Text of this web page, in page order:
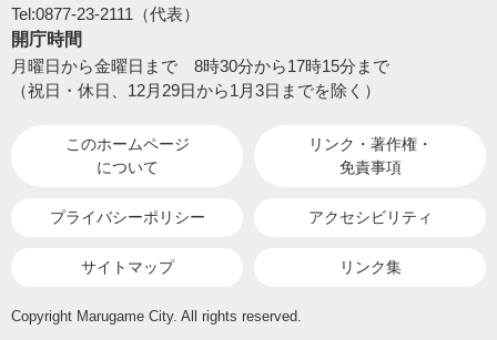
Tel:0877-23-2111（代表）
開庁時間
月曜日から金曜日まで 8時30分から17時15分まで
（祝日・休日、12月29日から1月3日までを除く）
このホームページ
について
リンク・著作権・
免責事項
プライバシーポリシー アクセシビリティ
サイトマップ リンク集
Copyright Marugame City. All rights reserved.